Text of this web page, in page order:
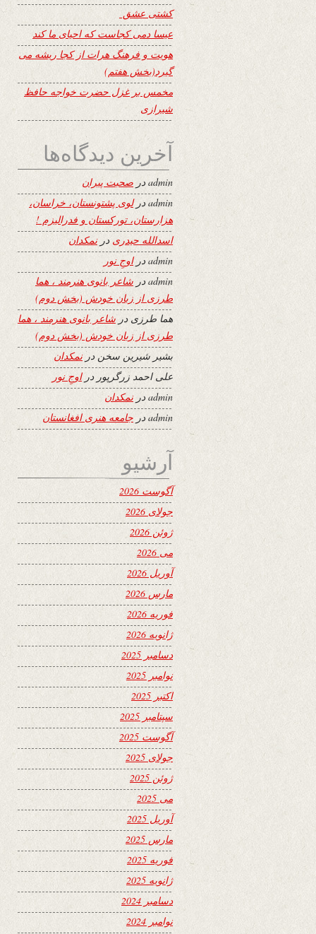
کشتی عشق
عیسا دمی کجاست که احیای ما کند
هویت و فرهنگ هرات از کجا ریشه می
گیرد(بخش هفتم)
مخمس بر غزل حضرت خواجه حافظ
شیرازی
آخرین دیدگاه‌ها
adminدر صحبت پیران
admin درلوی پشتونستان، خراسان،
هزارستان، تورکستان و فدرالیزم !
اسدالله حیدری درنمکدان
adminدراوجِ نور
adminدر شاعر بانوی هنرمند ، هما
طرزی از زبان خودش (بخش دوم)
هما طرزی در شاعر بانوی هنرمند ، هما
طرزی از زبان خودش (بخش دوم)
بشیر شیرین سخن درنمکدان
علی احمد زرگرپور دراوجِ نور
adminدرنمکدان
admin در جامعه هنری افغانستان
آرشیو
آگوست 2026
جولای 2026
ژوئن 2026
می 2026
آوریل 2026
مارس 2026
فوریه 2026
ژانویه 2026
دسامبر 2025
نوامبر 2025
اکتبر 2025
سپتامبر 2025
آگوست 2025
جولای 2025
ژوئن 2025
می 2025
آوریل 2025
مارس 2025
فوریه 2025
ژانویه 2025
دسامبر 2024
نوامبر 2024